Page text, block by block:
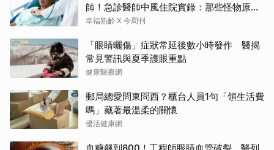
師！急診醫師中風住院實錄：那些怪物原來
叫譫妄
幸福熟齡 X 今周刊
「眼睛曬傷」症狀常延後數小時發作 醫揭
常見警訊與夏季護眼重點
健康醫療網
郵局總愛問東問西？櫃台人員1句「領生活費
嗎」藏著最溫柔的關懷
優活健康網